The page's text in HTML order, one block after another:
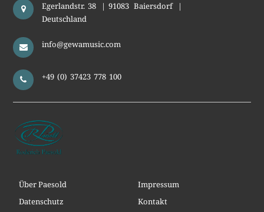
Egerlandstr. 38 | 91083 Baiersdorf
|
Deutschland
info@gewamusic.com
+49 (0) 37423 778 100
Über Paesold
Impressum
Datenschutz
Kontakt